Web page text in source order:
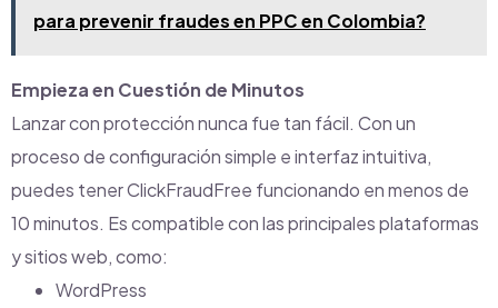
para prevenir fraudes en PPC en Colombia?
Empieza en Cuestión de Minutos
Lanzar con protección nunca fue tan fácil. Con un
proceso de configuración simple e interfaz intuitiva,
puedes tener ClickFraudFree funcionando en menos de
10 minutos. Es compatible con las principales plataformas
y sitios web, como:
WordPress